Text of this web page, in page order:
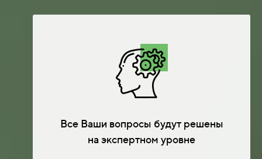
Все Ваши вопросы будут решены
на экспертном уровне